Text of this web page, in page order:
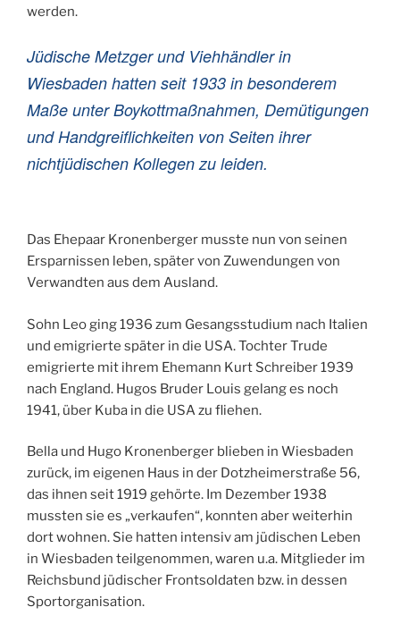
werden.
Jüdische Metzger und Viehhändler in
Wiesbaden hatten seit 1933 in besonderem
Maße unter Boykottmaßnahmen, Demütigungen
und Handgreiflichkeiten von Seiten ihrer
nichtjüdischen Kollegen zu leiden.
Das Ehepaar Kronenberger musste nun von seinen
Ersparnissen leben, später von Zuwendungen von
Verwandten aus dem Ausland.
Sohn Leo ging 1936 zum Gesangsstudium nach Italien
und emigrierte später in die USA. Tochter Trude
emigrierte mit ihrem Ehemann Kurt Schreiber 1939
nach England. Hugos Bruder Louis gelang es noch
1941, über Kuba in die USA zu fliehen.
Bella und Hugo Kronenberger blieben in Wiesbaden
zurück, im eigenen Haus in der Dotzheimerstraße 56,
das ihnen seit 1919 gehörte. Im Dezember 1938
mussten sie es „verkaufen“, konnten aber weiterhin
dort wohnen. Sie hatten intensiv am jüdischen Leben
in Wiesbaden teilgenommen, waren u.a. Mitglieder im
Reichsbund jüdischer Frontsoldaten bzw. in dessen
Sportorganisation.